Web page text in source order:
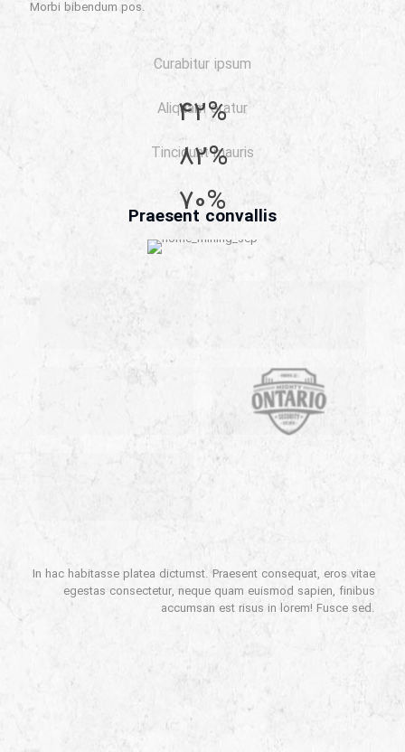
Morbi bibendum pos.
42%
Curabitur ipsum
82%
Aliquam eratur
70%
Tincidunt mauris
Praesent convallis
In hac habitasse platea dictumst. Praesent consequat, eros vitae
egestas consectetur, neque quam euismod sapien, finibus
accumsan est risus in lorem! Fusce sed.